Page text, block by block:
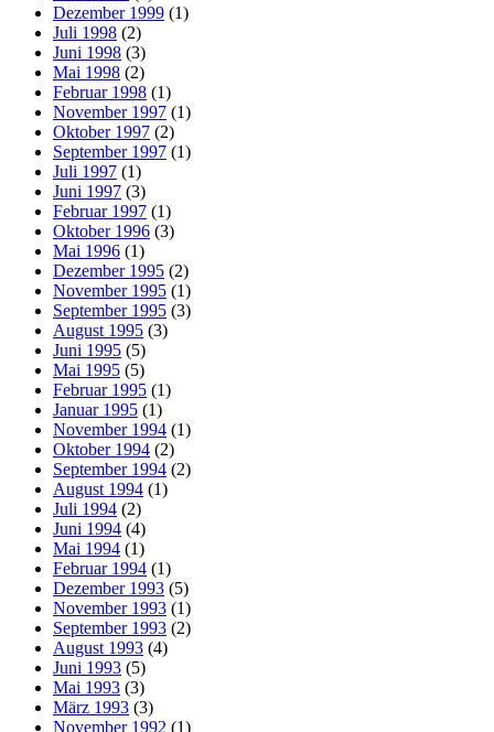
Dezember 1999 (1)
Juli 1998 (2)
Juni 1998 (3)
Mai 1998 (2)
Februar 1998 (1)
November 1997 (1)
Oktober 1997 (2)
September 1997 (1)
Juli 1997 (1)
Juni 1997 (3)
Februar 1997 (1)
Oktober 1996 (3)
Mai 1996 (1)
Dezember 1995 (2)
November 1995 (1)
September 1995 (3)
August 1995 (3)
Juni 1995 (5)
Mai 1995 (5)
Februar 1995 (1)
Januar 1995 (1)
November 1994 (1)
Oktober 1994 (2)
September 1994 (2)
August 1994 (1)
Juli 1994 (2)
Juni 1994 (4)
Mai 1994 (1)
Februar 1994 (1)
Dezember 1993 (5)
November 1993 (1)
September 1993 (2)
August 1993 (4)
Juni 1993 (5)
Mai 1993 (3)
März 1993 (3)
November 1992 (1)